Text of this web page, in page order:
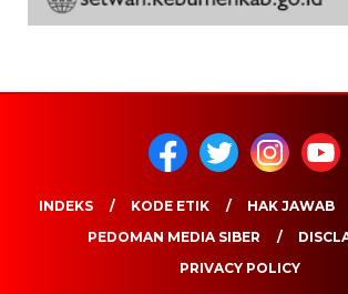
INDEKS KODE ETIK HAK JAWAB
PEDOMAN MEDIA SIBER
PRIVACY POLICY